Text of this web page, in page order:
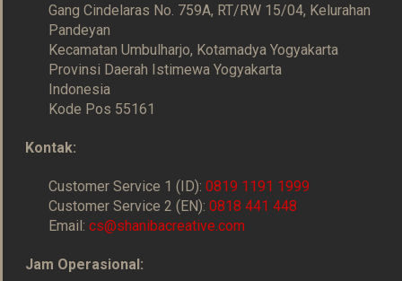
Gang Cindelaras No. 759A, RT/RW 15/04, Kelurahan
Pandeyan
Kecamatan Umbulharjo, Kotamadya Yogyakarta
Provinsi Daerah Istimewa Yogyakarta
Indonesia
Kode Pos 55161
Kontak:
Customer Service 1 (ID):0819 1191 1999
Customer Service 2 (EN):0818 441 448
Email:cs@shanibacreative.com
Jam Operasional: